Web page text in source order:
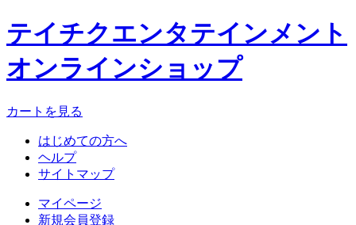
テイチクエンタテインメント
オンラインショップ
カートを見る
はじめての方へ
ヘルプ
サイトマップ
マイページ
新規会員登録